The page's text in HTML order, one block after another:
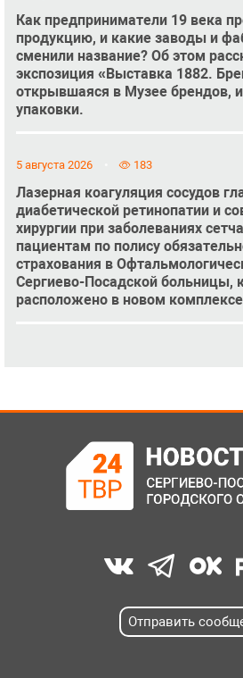
Как предприниматели 19 века
продукцию, и какие заводы и
сменили название? Об этом
экспозиция «Выставка 1882.
открывшаяся в Музее брендов,
упаковки.
5 августа 2026 183
Лазерная коагуляция сосудов
диабетической ретинопатии и
хирургии при заболеваниях
пациентам по полису
страхования в
Сергиево-Посадской больницы,
расположено в новом
Отправить